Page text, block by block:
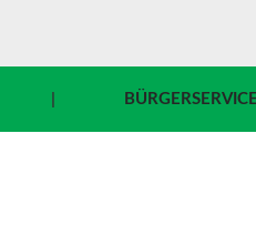
BÜRGERSERVICE